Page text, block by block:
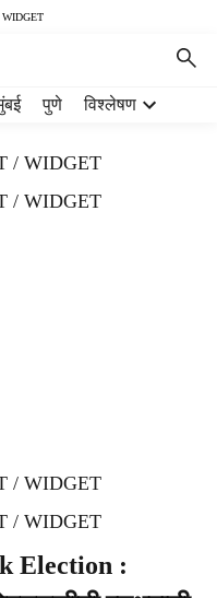
पुणे विश्लेषण
/ WIDGET
/ WIDGET
/ WIDGET
/ WIDGET
Election :